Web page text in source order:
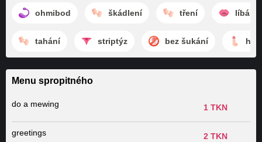
ohmibod škádlení tření líbání
tahání striptýz bez šukání
Menu spropitného
do a mewing 1 TKN
greetings 2 TKN